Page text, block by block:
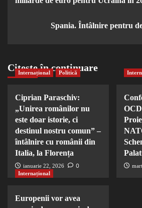
Spania. Întâlnire pentru
Citește în continuare
Internațional Politică
Ciprian Paraschiv:
„Unirea românilor nu
este doar istorie, ci
destinul nostru comun” –
întâlnire cu românii din
Italia, la Florența
ianuarie 22, 2026 0
Internațional
Europenii vor avea